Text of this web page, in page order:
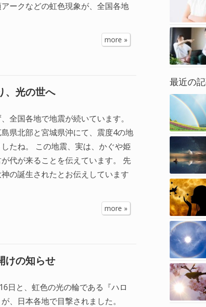
ークなどの虹色現象が、全国各地
more »
、光の世へ
全国各地で地震が続いています。
県北部と宮城県沖にて、震度4の地
たね。 この地震、実は、かぐや姫
代が来ることを伝えています。 先
の誕生されたとお伝えしています
more »
けの知らせ
日と、虹色の光の輪である『ハロ
が、日本各地で目撃されました。
最近の